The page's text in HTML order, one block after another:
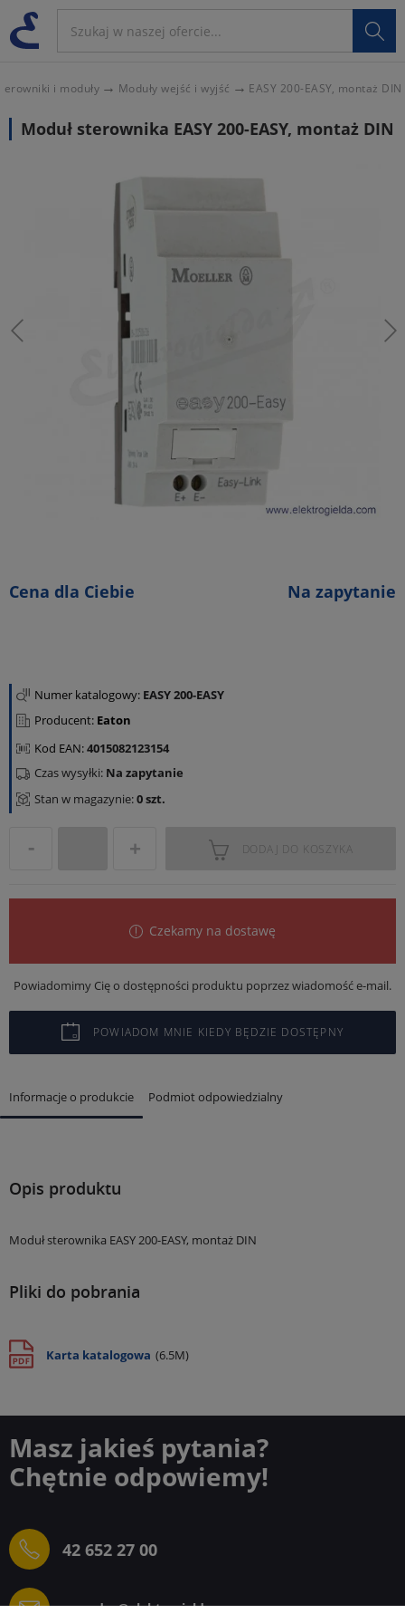

i moduły Moduły wejść i wyjść EASY 200-EASY, montaż DIN
Moduł sterownika EASY 200-EASY, montaż DIN
Cena dla Ciebie Na zapytanie
Numer katalogowy: EASY 200-EASY
Producent: Eaton
Kod EAN:4015082123154
Stan w magazynie:0 szt.
Czas wysyłki: Na zapytanie
DODAJ DO KOSZYKA
Czekamy na dostawę
Powiadomimy Cię o dostępności produktu poprzez wiadomość e-mail.
POWIADOM MNIE KIEDY BĘDZIE DOSTĘPNY
Informacje o produkcie Podmiot odpowiedzialny
Opis produktu
Moduł sterownika EASY 200-EASY, montaż DIN
Pliki do pobrania
Karta katalogowa (6.5M)
Masz jakieś pytania?
Chętnie odpowiemy!
42 652 27 00
sprzedaz@elektrogielda.com